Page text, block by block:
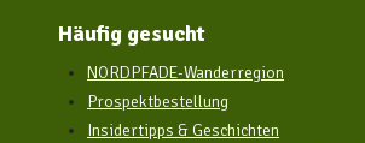
Häufig gesucht
NORDPFADE-Wanderregion
Prospektbestellung
Insidertipps & Geschichten